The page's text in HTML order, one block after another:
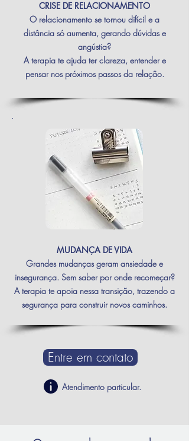
CRISE DE RELACIONAMENTO
O relacionamento se tornou difícil e a
distância só aumenta, gerando dúvidas e
angústia?
A terapia te ajuda ter clareza, entender e
pensar nos próximos passos da relação.
MUDANÇA DE VIDA
Grandes mudanças geram ansiedade e
insegurança. Sem saber por onde recomeçar?
A terapia te apoia nessa transição, trazendo a
segurança para construir novos caminhos.
Entre em contato
Atendimento particular.